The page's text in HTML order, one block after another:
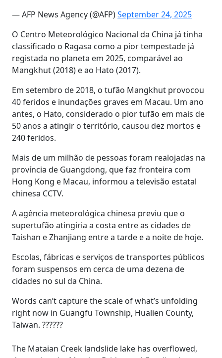
— AFP News Agency (@AFP)September 24, 2025
O Centro Meteorológico Nacional da China já tinha
classificado o Ragasa como a pior tempestade já
registada no planeta em 2025, comparável ao
Mangkhut (2018) e ao Hato (2017).
Em setembro de 2018, o tufão Mangkhut provocou
40 feridos e inundações graves em Macau. Um ano
antes, o Hato, considerado o pior tufão em mais de
50 anos a atingir o território, causou dez mortos e
240 feridos.
Mais de um milhão de pessoas foram realojadas na
província de Guangdong, que faz fronteira com
Hong Kong e Macau, informou a televisão estatal
chinesa CCTV.
A agência meteorológica chinesa previu que o
supertufão atingiria a costa entre as cidades de
Taishan e Zhanjiang entre a tarde e a noite de hoje.
Escolas, fábricas e serviços de transportes públicos
foram suspensos em cerca de uma dezena de
cidades no sul da China.
Words can’t capture the scale of what’s unfolding
right now in Guangfu Township, Hualien County,
Taiwan. ??????
The Mataian Creek landslide lake has overflowed,